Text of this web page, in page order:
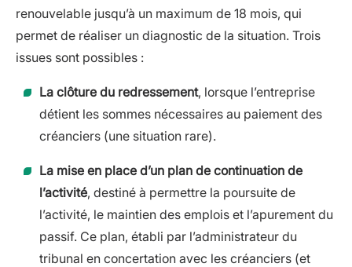
renouvelable jusqu’à un maximum de 18 mois, qui
permet de réaliser un diagnostic de la situation. Trois
issues sont possibles :
La clôture du redressement, lorsque l’entreprise
détient les sommes nécessaires au paiement des
créanciers (une situation rare).
La mise en place d’un plan de continuation de
l’activité, destiné à permettre la poursuite de
l’activité, le maintien des emplois et l’apurement du
passif. Ce plan, établi par l’administrateur du
tribunal en concertation avec les créanciers (et